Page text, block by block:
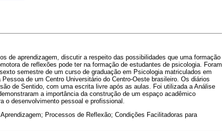
de aprendizagem, discutir a respeito das possibilidades que uma formação
de reflexões pode ter na formação de estudantes de psicologia. Foram
semestre de um curso de graduação em Psicologia matriculados em
de um Centro Universitário do Centro-Oeste brasileiro. Os diários
de Sentido, com uma escrita livre após as aulas. Foi utilizada a Análise
a importância da construção de um espaço acadêmico
o desenvolvimento pessoal e profissional.
Processos de Reflexão; Condições Facilitadoras para